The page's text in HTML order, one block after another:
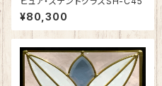
¥80,300